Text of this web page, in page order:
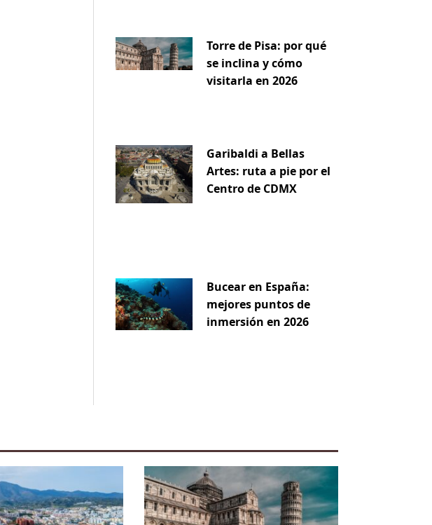
Torre de Pisa: por qué
se inclina y cómo
visitarla en 2026
Garibaldi a Bellas
Artes: ruta a pie por el
Centro de CDMX
Bucear en España:
mejores puntos de
inmersión en 2026